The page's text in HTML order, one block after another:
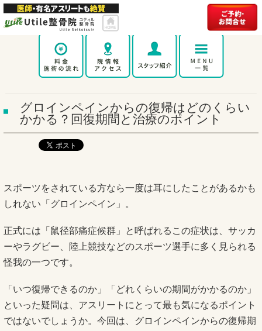
グロインペインからの復帰はどのくらい
かかる？回復期間と治療のポイント
スポーツをされている方なら一度は耳にしたことがあるかも
しれない「グロインペイン」。
正式には「鼠径部痛症候群」と呼ばれるこの症状は、サッカ
ーやラグビー、陸上競技などのスポーツ選手に多く見られる
怪我の一つです。
「いつ復帰できるのか」「どれくらいの期間がかかるのか」
といった疑問は、アスリートにとって最も気になるポイント
ではないでしょうか。今回は、グロインペインからの復帰期